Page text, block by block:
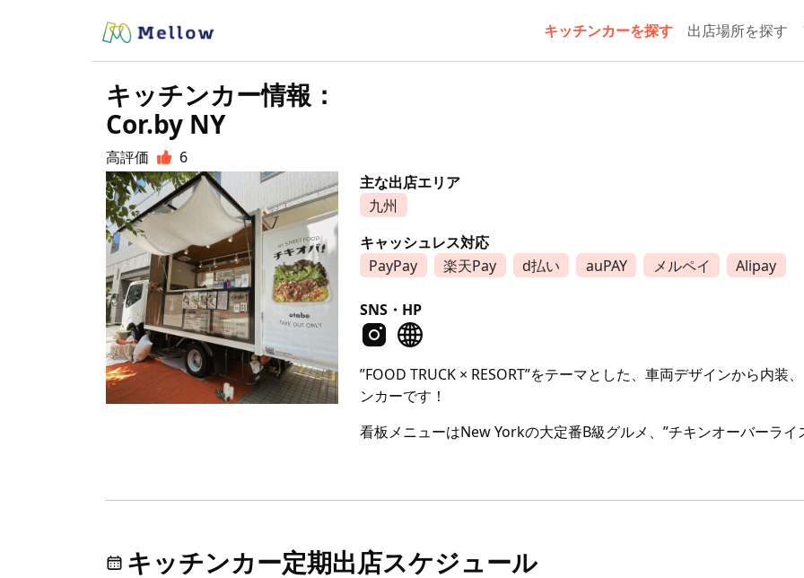
キッチンカーを探す 出店場所を探す
キッチンカー情報：
Cor.by NY
高評価
6
主な出店エリア
九州
キャッシュレス対応
PayPay
楽天Pay d払い auPAY メルペイ Alipay
SNS・HP
”FOOD TRUCK × RESORT”をテーマとした、車両デザインから内
ンカーです！
看板メニューはNew Yorkの大定番B級グルメ、”チキンオーバーライ
キッチンカー定期出店スケジュール